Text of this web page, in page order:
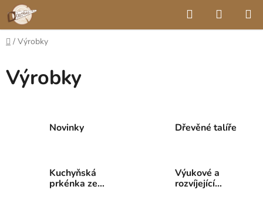
Přejít
na
obsah
Hledat
KOŠÍK
Domů
/ Výrobky
Výrobky
Novinky Dřevěné talíře
Kuchyňská
prkénka ze
Výukové a
rozvíjející